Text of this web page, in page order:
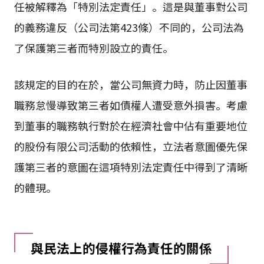
任被解釋為「特別法定責任」。這是與董事對公司
的義務違反（公司法第423條）不同的，公司法為
了保護第三者而特別設立的責任。
該規定的目的在於，當公司無資力時，防止因董事
職務怠慢導致第三者如債權人遭受意外損害。考慮
到董事的職務執行對於在經濟社會中佔有重要地位
的股份有限公司活動的依賴性，立法者意圖優先保
護第三者的意圖在這項特別法定責任中得到了清晰
的體現。
與民法上的侵權行為責任的關係